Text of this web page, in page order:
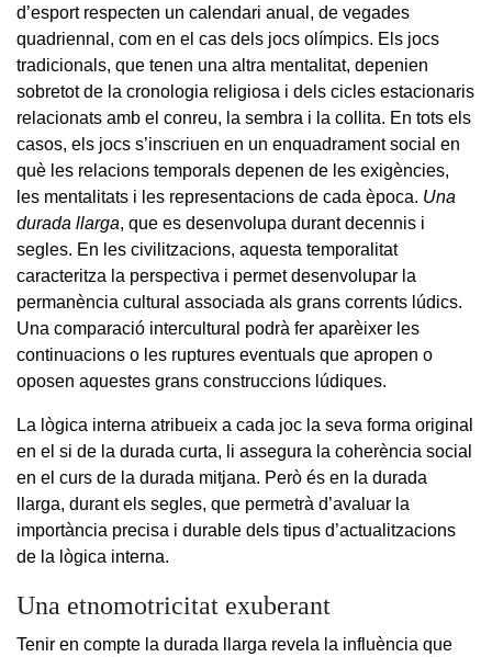
d’esport respecten un calendari anual, de vegades
quadriennal, com en el cas dels jocs olímpics. Els jocs
tradicionals, que tenen una altra mentalitat, depenien
sobretot de la cronologia religiosa i dels cicles estacionaris
relacionats amb el conreu, la sembra i la collita. En tots els
casos, els jocs s’inscriuen en un enquadrament social en
què les relacions temporals depenen de les exigències,
les mentalitats i les representacions de cada època. Una
durada llarga, que es desenvolupa durant decennis i
segles. En les civilitzacions, aquesta temporalitat
caracteritza la perspectiva i permet desenvolupar la
permanència cultural associada als grans corrents lúdics.
Una comparació intercultural podrà fer aparèixer les
continuacions o les ruptures eventuals que apropen o
oposen aquestes grans construccions lúdiques.
La lògica interna atribueix a cada joc la seva forma original
en el si de la durada curta, li assegura la coherència social
en el curs de la durada mitjana. Però és en la durada
llarga, durant els segles, que permetrà d’avaluar la
importància precisa i durable dels tipus d’actualitzacions
de la lògica interna.
Una etnomotricitat exuberant
Tenir en compte la durada llarga revela la influència que